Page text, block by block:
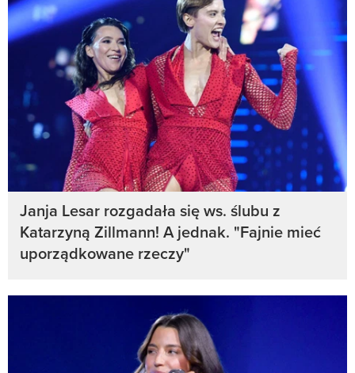
Janja Lesar rozgadała się ws. ślubu z
Katarzyną Zillmann! A jednak. "Fajnie mieć
uporządkowane rzeczy"